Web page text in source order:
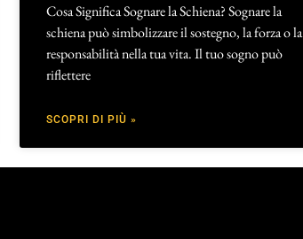
Cosa Significa Sognare la Schiena? Sognare la
schiena può simbolizzare il sostegno, la forza o la
responsabilità nella tua vita. Il tuo sogno può
riflettere
SCOPRI DI PIÙ »